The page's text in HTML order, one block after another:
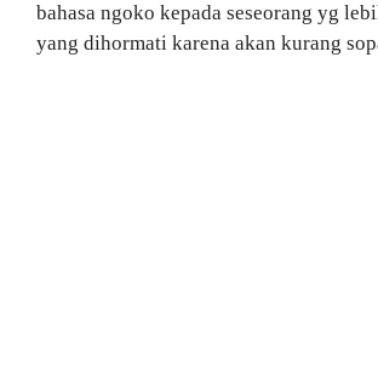
bahasa ngoko kepada seseorang yg
yang dihormati karena akan kurang